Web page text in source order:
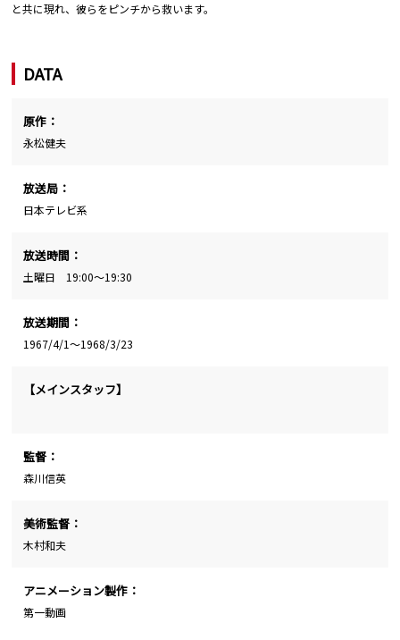
と共に現れ、彼らをピンチから救います。
DATA
原作：
永松健夫
放送局：
日本テレビ系
放送時間：
土曜日 19:00～19:30
放送期間：
1967/4/1～1968/3/23
【メインスタッフ】
監督：
森川信英
美術監督：
木村和夫
アニメーション製作：
第一動画